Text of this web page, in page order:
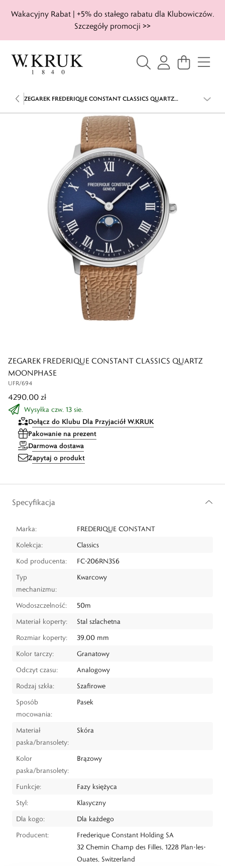
Wakacyjny Rabat | +5% do stałego rabatu dla Klubowiczów.
Szczegóły promocji >>
ZEGAREK FREDERIQUE CONSTANT CLASSICS QUARTZ
ZEGAREK FREDERIQUE CONSTANT CLASSICS QUARTZ
MOONPHASE
UFR/694
4290,00 zł
Wysyłka czw. 13 sie.
Dołącz do Klubu Dla Przyjaciół W.KRUK
Pakowanie na prezent
Darmowa dostawa
Zapytaj o produkt
Specyfikacja
Marka:
FREDERIQUE CONSTANT
Kolekcja:
Classics
Kod producenta:
FC-206RN3S6
Typ
mechanizmu:
Kwarcowy
Wodoszczelność:
50m
Materiał koperty:
Stal szlachetna
Rozmiar koperty:
39,00 mm
Kolor tarczy:
Granatowy
Odczyt czasu:
Analogowy
Rodzaj szkła:
Szafirowe
Sposób
mocowania:
Pasek
Materiał
paska/bransolety:
Skóra
Kolor
paska/bransolety:
Brązowy
Funkcje:
Fazy księżyca
Styl:
Klasyczny
Dla kogo:
Dla każdego
Producent:
Frederique Constant Holding SA
32 Chemin Champ des Filles, 1228 Plan-les-
Ouates, Switzerland